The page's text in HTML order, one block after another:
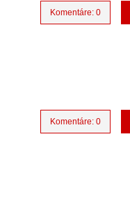
Komentáre: 0
Komentáre: 0